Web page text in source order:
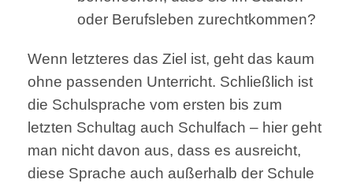
oder Berufsleben zurechtkommen?
Wenn letzteres das Ziel ist, geht das kaum
ohne passenden Unterricht. Schließlich ist
die Schulsprache vom ersten bis zum
letzten Schultag auch Schulfach – hier geht
man nicht davon aus, dass es ausreicht,
diese Sprache auch außerhalb der Schule